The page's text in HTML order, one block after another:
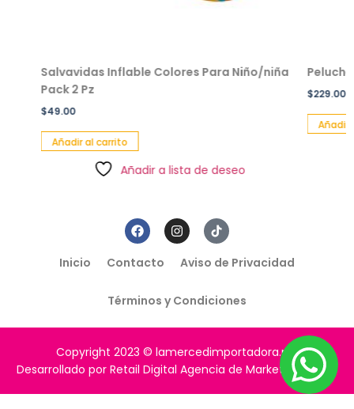
Salvavidas Inflable Colores Para Niño/niña
Pack 2 Pz
49.00
Añadir al carrito
Añadir a lista de deseo
Peluche en
229.00
Añadir al
Inicio Contacto Aviso de Privacidad
Términos y Condiciones
Copyright 2023 © lamercedimportadora.mx
Desarrollado por Retail Digital Agencia de Marketing Digital